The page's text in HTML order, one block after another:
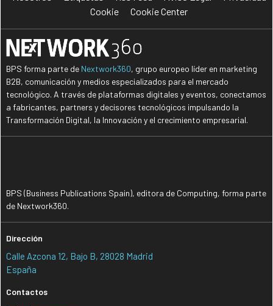
Cookie
Cookie Center
BPS forma parte de Nextwork360, grupo europeo líder en marketing
B2B, comunicación y medios especializados para el mercado
tecnológico. A través de plataformas digitales y eventos, conectamos
a fabricantes, partners y decisores tecnológicos impulsando la
Transformación Digital, la Innovación y el crecimiento empresarial.
BPS (Business Publications Spain), editora de Computing, forma parte
de Nextwork360.
Dirección
Calle Azcona 12, Bajo B, 28028 Madrid
España
Contactos